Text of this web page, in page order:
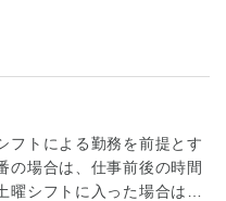
フトによる勤務を前提とす
の場合は、仕事前後の時間
シフトに入った場合は平